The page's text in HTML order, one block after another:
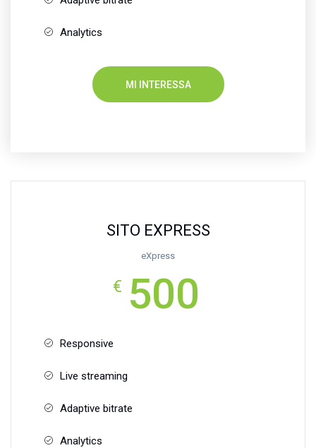
Analytics
MI INTERESSA
SITO EXPRESS
eXpress
€ 500
Responsive
Live streaming
Adaptive bitrate
Analytics